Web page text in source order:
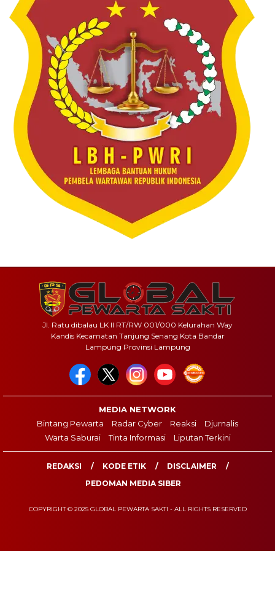
Jl. Ratu dibalau LK II RT/RW 001/000 Kelurahan Way
Kandis Kecamatan Tanjung Senang Kota Bandar
Lampung Provinsi Lampung
MEDIA NETWORK
Bintang Pewarta
Radar Cyber Reaksi
Djurnalis
Warta Saburai
Tinta Informasi Liputan Terkini
REDAKSI KODE ETIK
DISCLAIMER
PEDOMAN MEDIA SIBER
COPYRIGHT © 2025 GLOBAL PEWARTA SAKTI - ALL RIGHTS RESERVED